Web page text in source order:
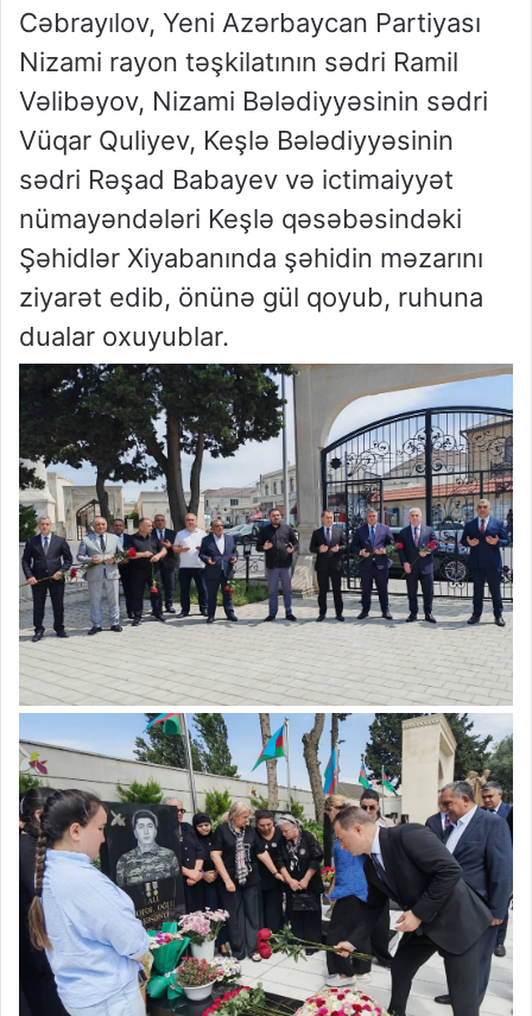
Cəbrayılov, Yeni Azərbaycan Partiyası
Nizami rayon təşkilatının sədri Ramil
Vəlibəyov, Nizami Bələdiyyəsinin sədri
Vüqar Quliyev, Keşlə Bələdiyyəsinin
sədri Rəşad Babayev və ictimaiyyət
nümayəndələri Keşlə qəsəbəsindəki
Şəhidlər Xiyabanında şəhidin məzarını
ziyarət edib, önünə gül qoyub, ruhuna
dualar oxuyublar.